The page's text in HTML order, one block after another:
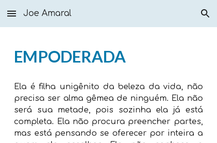
Skip to main content Skip to navigation
Joe Amaral
EMPODERADA
Ela é filha unigênito da beleza da vida, não
precisa ser alma gêmea de ninguém. Ela não
será sua metade, pois sozinha ela já está
completa. Ela não procura preencher partes,
mas está pensando se oferecer por inteira a